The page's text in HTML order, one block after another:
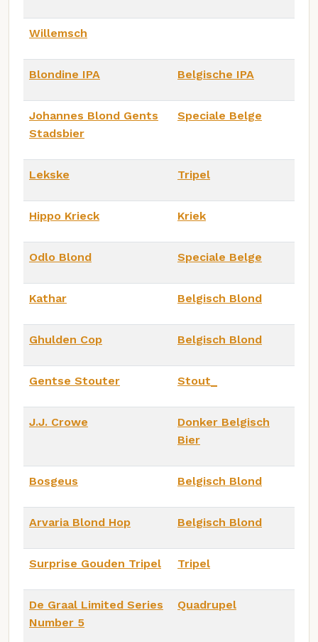
Willemsch
Blondine IPA Belgische IPA
Johannes Blond Gents
Stadsbier
Speciale Belge
Lekske Tripel
Hippo Krieck Kriek
Odlo Blond Speciale Belge
Kathar Belgisch Blond
Ghulden Cop Belgisch Blond
Gentse Stouter Stout_
J.J. Crowe
Donker Belgisch
Bier
Bosgeus Belgisch Blond
Arvaria Blond Hop Belgisch Blond
Surprise Gouden Tripel Tripel
De Graal Limited Series
Number 5
Quadrupel